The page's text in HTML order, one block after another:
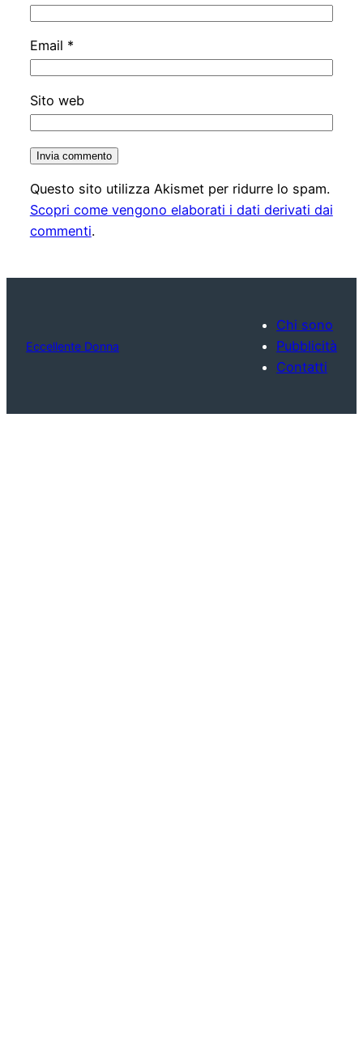
Email *
Sito web
Questo sito utilizza Akismet per ridurre lo spam.
Scopri come vengono elaborati i dati derivati dai
commenti.
Eccellente Donna
Chi sono
Pubblicità
Contatti